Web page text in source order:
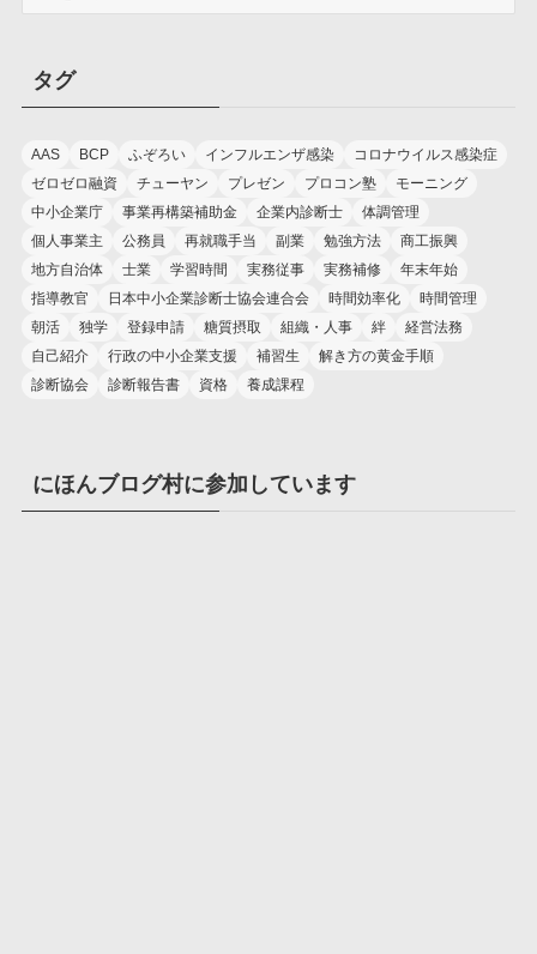
ブ
タグ
AAS BCP ふぞろい インフルエンザ感染
コロナウイルス感染症
ゼロゼロ融資
チューヤン プレゼン プロコン塾
モーニング
中小企業庁
事業再構築補助金 企業内診断士
体調管理
個人事業主
公務員 再就職手当 副業 勉強方法
商工振興
地方自治体
士業 学習時間 実務従事 実務補修
年末年始
指導教官
日本中小企業診断士協会連合会 時間効率化
時間管理
朝活
独学 登録申請 糖質摂取 組織・人事 絆
経営法務
自己紹介
行政の中小企業支援 補習生
解き方の黄金手順
診断協会
診断報告書 資格 養成課程
にほんブログ村に参加しています